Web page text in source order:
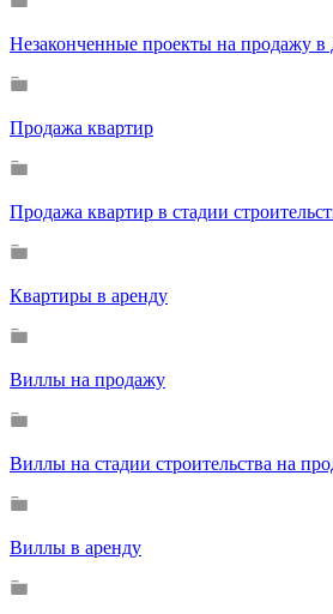
Незаконченные проекты на продажу в
Продажа квартир
Продажа квартир в стадии
Квартиры в аренду
Виллы на продажу
Виллы на стадии строительства на
Виллы в аренду